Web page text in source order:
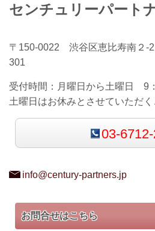
センチュリーパート
〒150-0022 渋谷区恵比寿南２-
301
受付時間： 月曜日から土曜日 9
土曜日はお休みとさせていただ
03-
info@century-partners.jp
お問合せはこちら